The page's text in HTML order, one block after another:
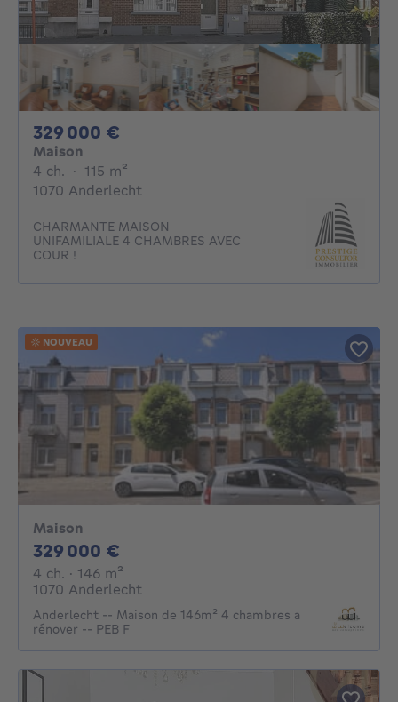
329 000 €
Maison
4 ch. 4 chambres
· 115 m²
1070 Anderlecht
CHARMANTE MAISON
UNIFAMILIALE 4 CHAMBRES AVEC
COUR !
Maison
329 000 €
4 ch. 4 chambres
· 146 m²
1070 Anderlecht
Anderlecht -- Maison de 146m² 4 chambres a
rénover -- PEB F
NOUVEAU